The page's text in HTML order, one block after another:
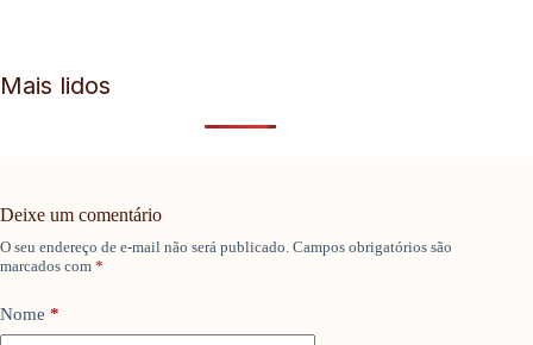
Mais lidos
Deixe um comentário
O seu endereço de e-mail não será publicado. Campos obrigatórios são
marcados com *
Nome *